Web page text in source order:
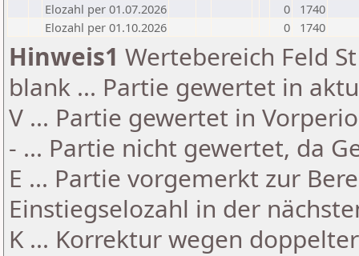
Elozahl per 01.07.2026
0
1740
Elozahl per 01.10.2026
0 1740
Hinweis1 Wertebereich Feld
blank ... Partie gewertet in
V ... Partie gewertet in
- ... Partie nicht gewertet, da
E ... Partie vorgemerkt zur
Einstiegselozahl in der
K ... Korrektur wegen